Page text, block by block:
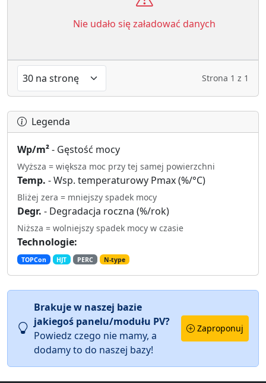
Nie udało się załadować danych
Strona 1 z 1
Legenda
Wp/m²- Gęstość mocy
Wyższa = większa moc przy tej samej powierzchni
Temp. - Wsp. temperaturowy Pmax (%/°C)
Bliżej zera = mniejszy spadek mocy
Degr. - Degradacja roczna (%/rok)
Niższa = wolniejszy spadek mocy w czasie
Technologie:
TOPCon HJT PERC N-type
Brakuje w naszej bazie
jakiegoś panelu/modułu PV?
Powiedz czego nie mamy, a
dodamy to do naszej bazy!
Zaproponuj